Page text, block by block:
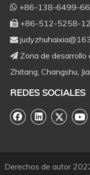
 +86-138-6499-
 +86-512-5258-

 Zona de desarrollo
Zhitang, Changshu,
REDES SOCIALES
Derechos de autor